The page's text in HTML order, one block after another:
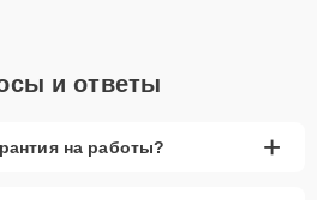
и ответы
на работы? +